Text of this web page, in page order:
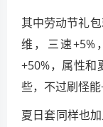
其中劳动节礼
维，三速+5%
+50%，属性和
些，不过刷怪能
夏日套同样也